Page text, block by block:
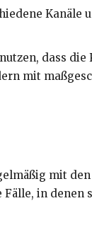
Kanäle
dass
mit
mit
in denen